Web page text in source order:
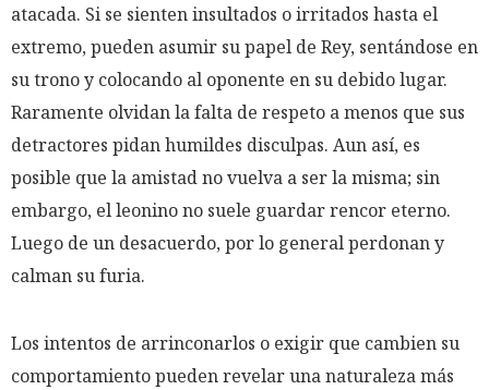
atacada. Si se sienten insultados o irritados hasta el
extremo, pueden asumir su papel de Rey, sentándose en
su trono y colocando al oponente en su debido lugar.
Raramente olvidan la falta de respeto a menos que sus
detractores pidan humildes disculpas. Aun así, es
posible que la amistad no vuelva a ser la misma; sin
embargo, el leonino no suele guardar rencor eterno.
Luego de un desacuerdo, por lo general perdonan y
calman su furia.
Los intentos de arrinconarlos o exigir que cambien su
comportamiento pueden revelar una naturaleza más